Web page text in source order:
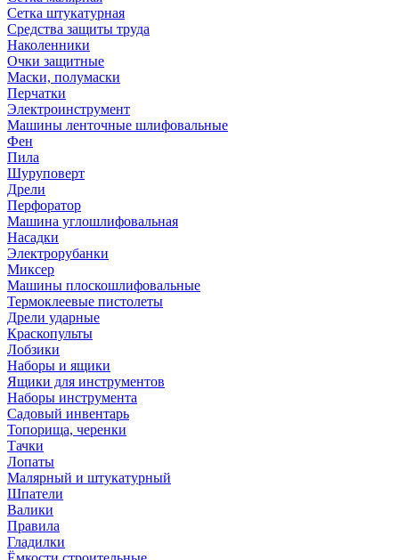
Сетка штукатурная
Средства защиты труда
Наколенники
Очки защитные
Маски, полумаски
Перчатки
Электроинструмент
Машины ленточные шлифовальные
Фен
Пила
Шуруповерт
Дрели
Перфоратор
Машина углошлифовальная
Насадки
Электрорубанки
Миксер
Машины плоскошлифовальные
Термоклеевые пистолеты
Дрели ударные
Краскопульты
Лобзики
Наборы и ящики
Ящики для инструментов
Наборы инструмента
Садовый инвентарь
Топорища, черенки
Тачки
Лопаты
Малярный и штукатурный
Шпатели
Валики
Правила
Гладилки